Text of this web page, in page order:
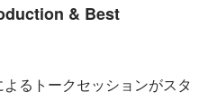
& Best
るトークセッションがスタ